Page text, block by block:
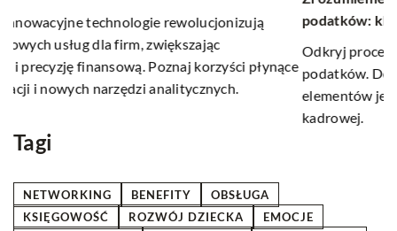
podatków: klucz do efektywnej obsługi kadrowej
Odkryj proces naliczania wynagrodzeń i zasady obliczania
podatków. Dowiedz się, dlaczego zrozumienie tych
elementów jest kluczowe dla efektywnej administracji
Tagi
NETWORKING BENEFITY
OBSŁUGA
KSIĘGOWOŚĆ
ROZWÓJ DZIECKA
EMOCJE